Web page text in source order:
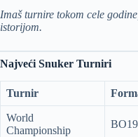
Imaš turnire tokom cele
istorijom.
Najveći Snuker Turniri
Turnir
World
Championship